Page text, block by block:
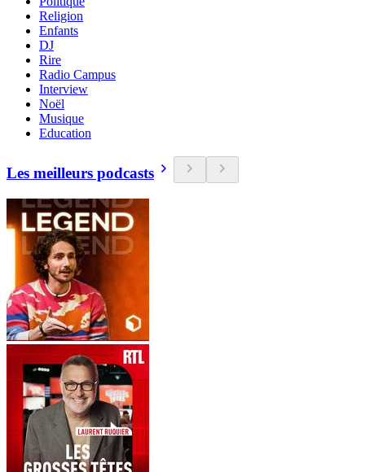
Religion
Enfants
DJ
Rire
Radio Campus
Interview
Noël
Musique
Education
Les meilleurs podcasts